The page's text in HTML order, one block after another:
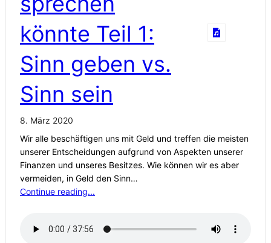
könnte Teil 1:
Sinn geben vs.
Sinn sein
8. März 2020
Wir alle beschäftigen uns mit Geld und treffen die meisten
unserer Entscheidungen aufgrund von Aspekten unserer
Finanzen und unseres Besitzes. Wie können wir es aber
vermeiden, in Geld den Sinn…
Continue reading...